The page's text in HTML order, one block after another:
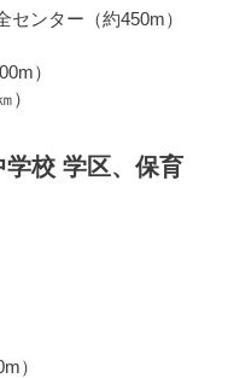
センター（約450m）
）
）
校 学区、保育
）